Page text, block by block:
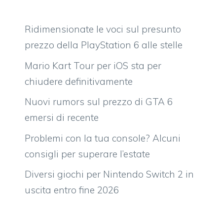
Ridimensionate le voci sul presunto
prezzo della PlayStation 6 alle stelle
Mario Kart Tour per iOS sta per
chiudere definitivamente
Nuovi rumors sul prezzo di GTA 6
emersi di recente
Problemi con la tua console? Alcuni
consigli per superare l’estate
Diversi giochi per Nintendo Switch 2 in
uscita entro fine 2026